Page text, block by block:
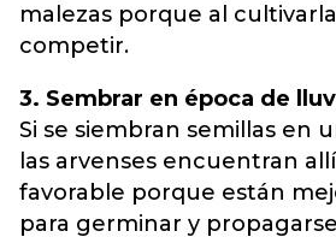
malezas porque al
competir.
3. Sembrar en época de
Si se siembran semillas en
las arvenses encuentran
favorable porque están
para germinar y